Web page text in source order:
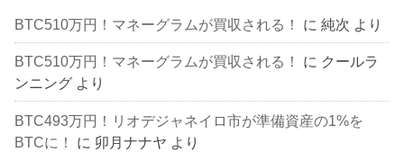
BTC510万円！マネーグラムが買収される！ に純次 より
BTC510万円！マネーグラムが買収される！ に クールラ
ンニング より
BTC493万円！リオデジャネイロ市が準備資産の1%を
BTCに！
に 卯月ナナヤ より